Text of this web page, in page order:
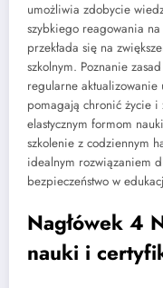
umożliwia zdobycie
szybkiego reagowania
przekłada się na
szkolnym. Poznanie
regularne aktualizowanie
pomagają chronić życie
elastycznym formom
szkolenie z codziennym
idealnym rozwiązaniem
bezpieczeństwo w
Nagłówek 4
nauki i